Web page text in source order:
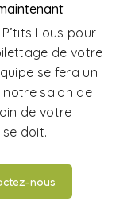
Lous pour
de votre
se fera un
notre salon de
de votre
doit.
nous